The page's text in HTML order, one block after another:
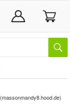
(massonmandy8.hood.de)